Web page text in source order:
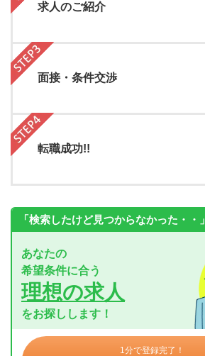
求人のご紹介
面接・条件交渉
転職成功!!
「検索したけど見つからなかった・・」
あなたの
希望条件に合う
理想の求人
をお探しします！
1分で登録完了！